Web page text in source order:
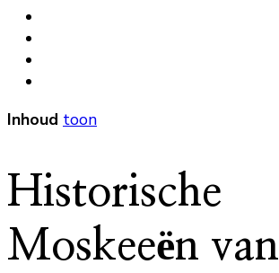
Inhoud toon
Historische
Moskeeën van